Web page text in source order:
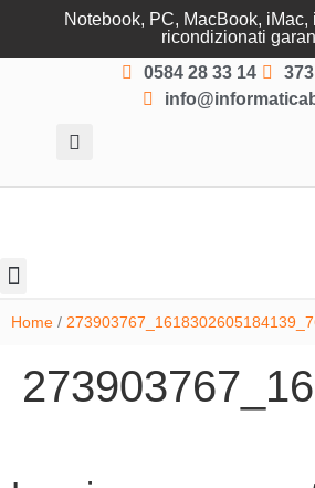
Notebook, PC, MacBook,
ricondizionati
0584 28 33 14
Home /